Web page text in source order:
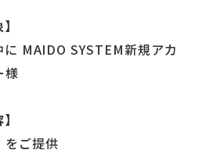
MAIDO SYSTEM新規アカ
様
をご提供